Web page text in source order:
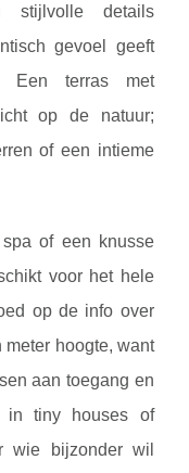
stijlvolle details
gevoel geeft
Een terras met
op de natuur;
of een intieme
of een knusse
voor het hele
op de info over
meter hoogte, want
aan toegang en
in tiny houses of
wie bijzonder wil